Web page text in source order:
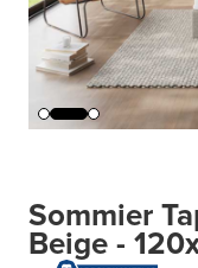
Sommier
Beige -